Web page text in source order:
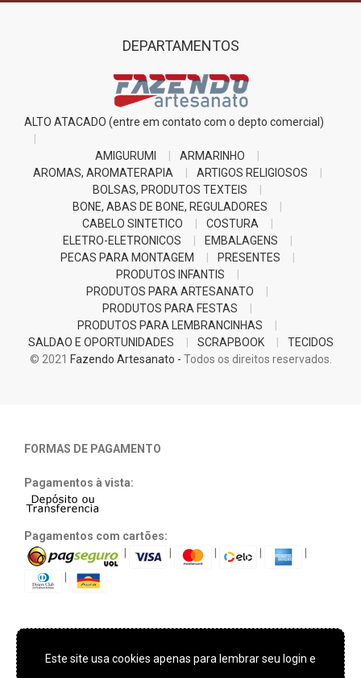
DEPARTAMENTOS
ALTO ATACADO (entre em contato com o depto comercial)
AMIGURUMI
ARMARINHO
AROMAS, AROMATERAPIA
ARTIGOS RELIGIOSOS
BOLSAS, PRODUTOS TEXTEIS
BONE, ABAS DE BONE, REGULADORES
CABELO SINTETICO
COSTURA
ELETRO-ELETRONICOS
EMBALAGENS
PECAS PARA MONTAGEM
PRESENTES
PRODUTOS INFANTIS
PRODUTOS PARA ARTESANATO
PRODUTOS PARA FESTAS
PRODUTOS PARA LEMBRANCINHAS
SALDAO E OPORTUNIDADES
SCRAPBOOK
TECIDOS
© 2021 Fazendo Artesanato - Todos os direitos reservados.
FORMAS DE PAGAMENTO
Pagamentos à vista:
Pagamentos com cartões:
TECNOLOGIA E SEGURANÇA
Este site usa cookies apenas para lembrar seu login e